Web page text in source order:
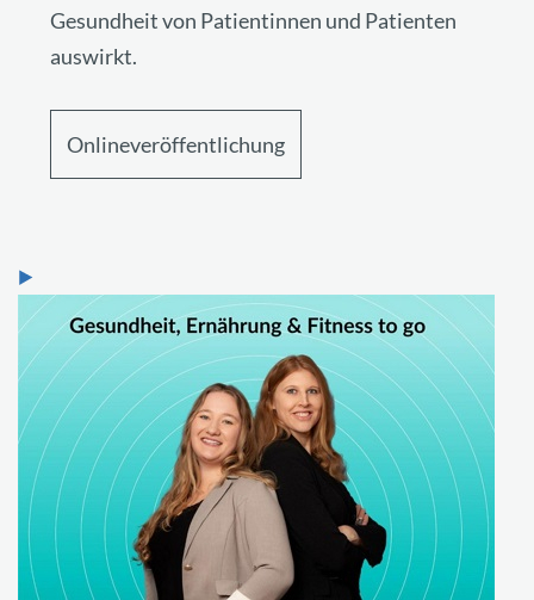
Gesundheit von Patientinnen und Patienten
auswirkt.
Onlineveröffentlichung